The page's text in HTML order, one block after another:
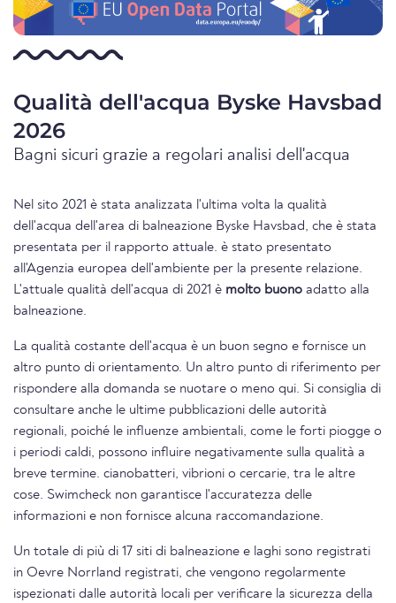
Qualità dell'acqua Byske Havsbad
2026
Bagni sicuri grazie a regolari analisi dell'acqua
Nel sito 2021 è stata analizzata l'ultima volta la qualità
dell'acqua dell'area di balneazione Byske Havsbad, che è stata
presentata per il rapporto attuale. è stato presentato
all'Agenzia europea dell'ambiente per la presente relazione.
L'attuale qualità dell'acqua di 2021 è molto buono adatto alla
balneazione.
La qualità costante dell'acqua è un buon segno e fornisce un
altro punto di orientamento. Un altro punto di riferimento per
rispondere alla domanda se nuotare o meno qui. Si consiglia di
consultare anche le ultime pubblicazioni delle autorità
regionali, poiché le influenze ambientali, come le forti piogge o
i periodi caldi, possono influire negativamente sulla qualità a
breve termine. cianobatteri, vibrioni o cercarie, tra le altre
cose. Swimcheck non garantisce l'accuratezza delle
informazioni e non fornisce alcuna raccomandazione.
Un totale di più di 17 siti di balneazione e laghi sono registrati
in Oevre Norrland registrati, che vengono regolarmente
ispezionati dalle autorità locali per verificare la sicurezza della